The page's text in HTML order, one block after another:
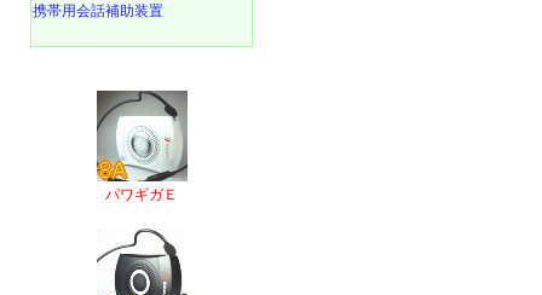
携帯用会話補助装置
パワギガＥ